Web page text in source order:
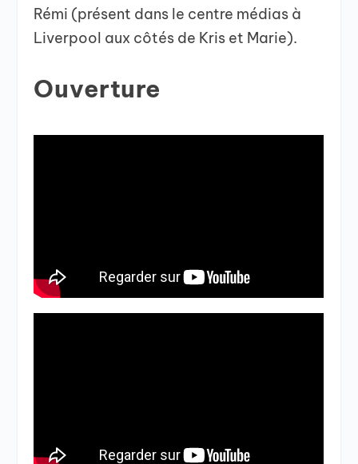
Rémi (présent dans le centre médias à
Liverpool aux côtés de Kris et Marie).
Ouverture